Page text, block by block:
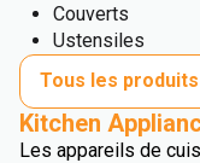
Couverts
Ustensiles
Tous les
Kitchen
Les appareils de